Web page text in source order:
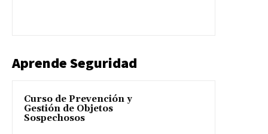
Aprende Seguridad
Curso de Prevención y
Gestión de Objetos
Sospechosos